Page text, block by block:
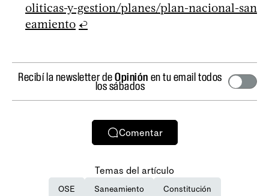
oliticas-y-gestion/planes/plan-nacional-san
eamiento ↩
Recibí la newsletter deOpinión en tu email todos
los sábados
Comentar
Temas del artículo
OSE Saneamiento Constitución